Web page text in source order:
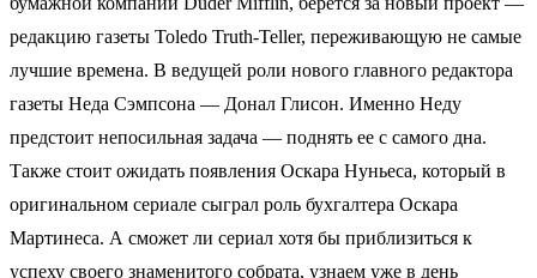
редакцию газеты Toledo Truth-Teller, переживающую не самые
лучшие времена. В ведущей роли нового главного редактора
газеты Неда Сэмпсона — Донал Глисон. Именно Неду
предстоит непосильная задача — поднять ее с самого дна.
Также стоит ожидать появления Оскара Нуньеса, который в
оригинальном сериале сыграл роль бухгалтера Оскара
Мартинеса. А сможет ли сериал хотя бы приблизиться к
успеху своего знаменитого собрата, узнаем уже в день